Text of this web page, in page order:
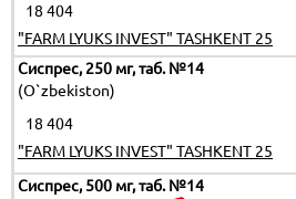
18 404
"FARM LYUKS INVEST" TASHKENT 25
Сиспрес, 250 мг, таб. №14
(O`zbekiston)
18 404
"FARM LYUKS INVEST" TASHKENT 25
Сиспрес, 500 мг, таб. №14